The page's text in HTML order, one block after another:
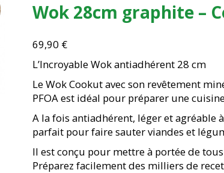
Wok 28cm graphite –
69,90 €
L’Incroyable Wok antiadhérent 28 cm
Le Wok Cookut avec son revêtement
PFOA est idéal pour préparer une
A la fois antiadhérent, léger et agréable
parfait pour faire sauter viandes et
Il est conçu pour mettre à portée de
Préparez facilement des milliers de